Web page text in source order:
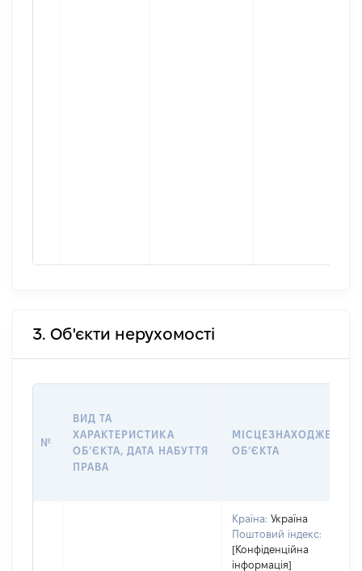
3. Об'єкти нерухомості
№
ВИД ТА
ХАРАКТЕРИСТИКА
ОБʼЄКТА, ДАТА НАБУТТЯ
ПРАВА
МІСЦЕЗНАХОДЖЕННЯ
ОБʼЄКТА
Країна: Україна
Поштовий індекс:
[Конфіденційна
інформація]